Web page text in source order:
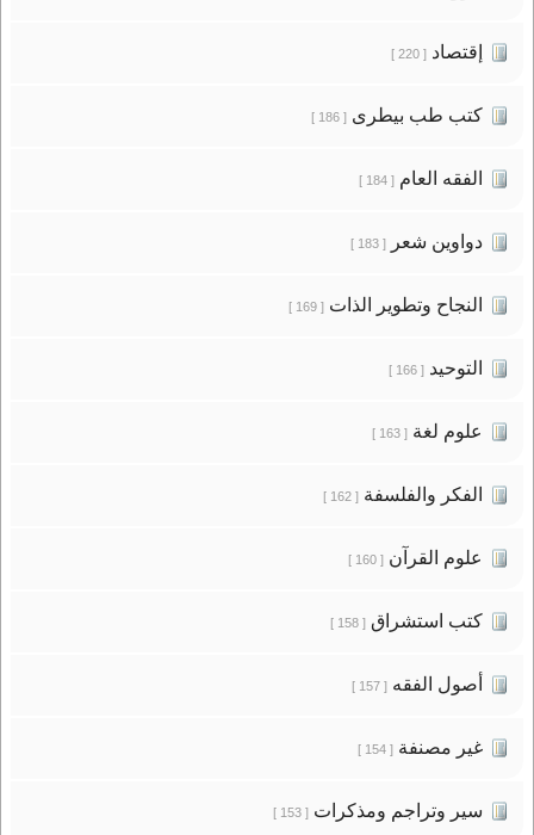
إقتصاد[ 220 ]
كتب طب بيطرى[ 186 ]
الفقه العام[ 184 ]
دواوين شعر[ 183 ]
النجاح وتطوير الذات[ 169 ]
التوحيد[ 166 ]
علوم لغة[ 163 ]
الفكر والفلسفة[ 162 ]
علوم القرآن[ 160 ]
كتب استشراق[ 158 ]
أصول الفقه[ 157 ]
غير مصنفة[ 154 ]
سير وتراجم ومذكرات[ 153 ]